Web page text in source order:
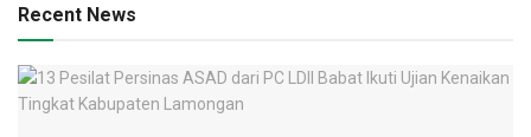
Recent News